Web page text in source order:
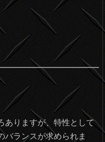
りますが、特性として
バランスが求められま